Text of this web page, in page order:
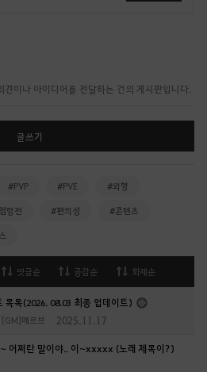
이나 아이디어를 전달하는 건의 게시판입니다.
글쓰기
#PVP #PVE #외형
령전 #편의성 #콘텐츠
댓글순 공감순 화제순
목록(2026. 08.03 최종 업데이트)
[GM]메르브 2025.11.17
어쩌란 말이야.. 이~xxxxx (노래 제목이?)